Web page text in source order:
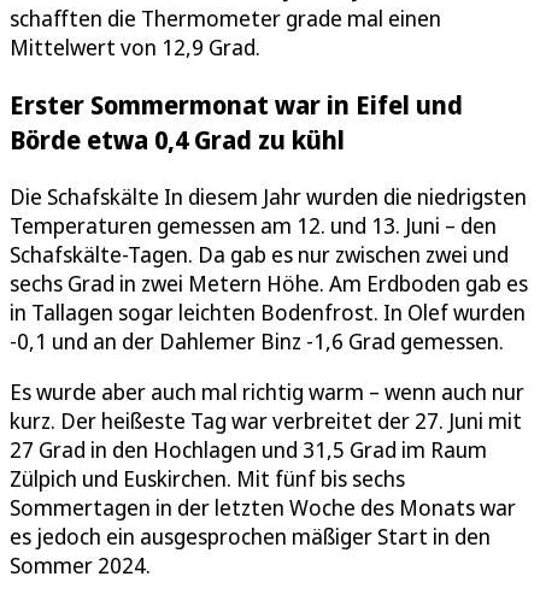
schafften die Thermometer grade mal einen
Mittelwert von 12,9 Grad.
Erster Sommermonat war in Eifel und
Börde etwa 0,4 Grad zu kühl
Die Schafskälte In diesem Jahr wurden die niedrigsten
Temperaturen gemessen am 12. und 13. Juni – den
Schafskälte-Tagen. Da gab es nur zwischen zwei und
sechs Grad in zwei Metern Höhe. Am Erdboden gab es
in Tallagen sogar leichten Bodenfrost. In Olef wurden
-0,1 und an der Dahlemer Binz -1,6 Grad gemessen.
Es wurde aber auch mal richtig warm – wenn auch nur
kurz. Der heißeste Tag war verbreitet der 27. Juni mit
27 Grad in den Hochlagen und 31,5 Grad im Raum
Zülpich und Euskirchen. Mit fünf bis sechs
Sommertagen in der letzten Woche des Monats war
es jedoch ein ausgesprochen mäßiger Start in den
Sommer 2024.